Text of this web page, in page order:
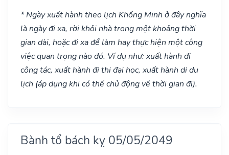
* Ngày xuất hành theo lịch Khổng Minh ở đây nghĩa
là ngày đi xa, rời khỏi nhà trong một khoảng thời
gian dài, hoặc đi xa để làm hay thực hiện một công
việc quan trọng nào đó. Ví dụ như: xuất hành đi
công tác, xuất hành đi thi đại học, xuất hành di du
lịch (áp dụng khi có thể chủ động về thời gian đi).
Bành tổ bách kỵ 05/05/2049